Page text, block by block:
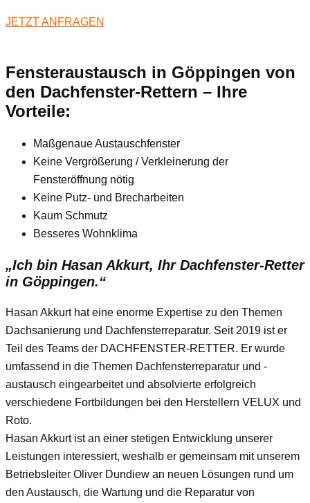
JETZT ANFRAGEN
Fensteraustausch in Göppingen von
den Dachfenster-Rettern – Ihre
Vorteile:
Maßgenaue Austauschfenster
Keine Vergrößerung / Verkleinerung der
Fensteröffnung nötig
Keine Putz- und Brecharbeiten
Kaum Schmutz
Besseres Wohnklima
„Ich bin Hasan Akkurt, Ihr Dachfenster-Retter
in Göppingen.“
Hasan Akkurt hat eine enorme Expertise zu den Themen
Dachsanierung und Dachfensterreparatur. Seit 2019 ist er
Teil des Teams der DACHFENSTER-RETTER. Er wurde
umfassend in die Themen Dachfensterreparatur und -
austausch eingearbeitet und absolvierte erfolgreich
verschiedene Fortbildungen bei den Herstellern VELUX und
Roto.
Hasan Akkurt ist an einer stetigen Entwicklung unserer
Leistungen interessiert, weshalb er gemeinsam mit unserem
Betriebsleiter Oliver Dundiew an neuen Lösungen rund um
den Austausch, die Wartung und die Reparatur von